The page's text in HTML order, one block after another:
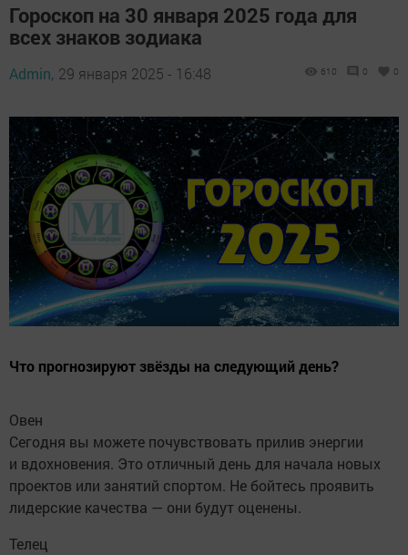
Гороскоп на 30 января 2025 года для
всех знаков зодиака
Admin, 29 января 2025 - 16:48 610 0 0
Что прогнозируют звёзды на следующий день?
Овен
Сегодня вы можете почувствовать прилив энергии
и вдохновения. Это отличный день для начала новых
проектов или занятий спортом. Не бойтесь проявить
лидерские качества — они будут оценены.
Телец